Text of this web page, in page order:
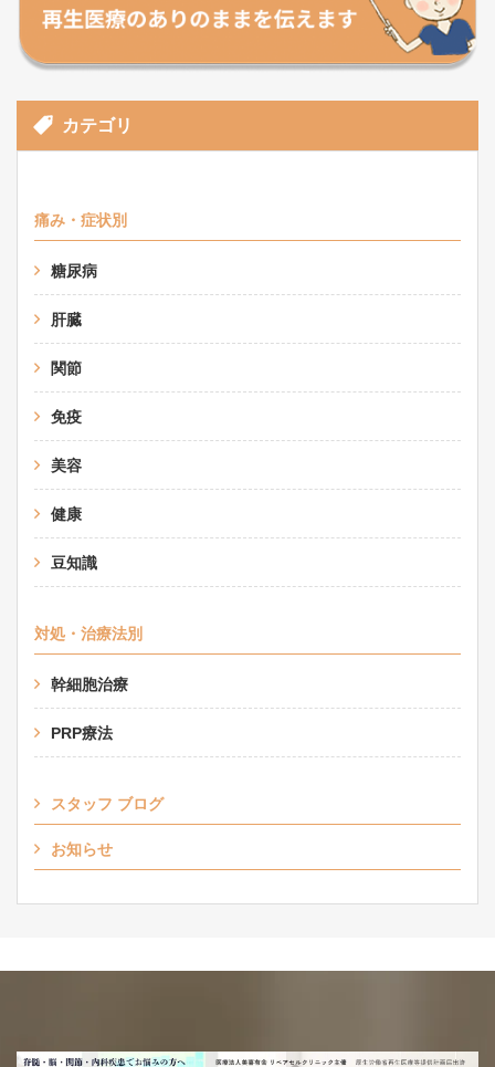
カテゴリ
痛み・症状別
糖尿病
肝臓
関節
免疫
美容
健康
豆知識
対処・治療法別
幹細胞治療
PRP療法
スタッフ ブログ
お知らせ